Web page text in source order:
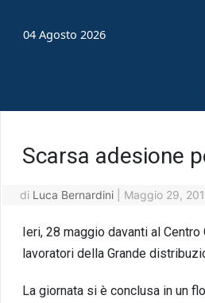
04 Agosto 2026
Scarsa adesione
di Luca Bernardini Maggio 29,
Ieri, 28 maggio davanti al
lavoratori della Grande
La giornata si è conclusa in un